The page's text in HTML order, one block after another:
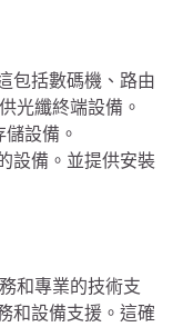
包括數碼機、路由
光纖終端設備。
設備。
設備。並提供安裝
和專業的技術支
和設備支援。這確